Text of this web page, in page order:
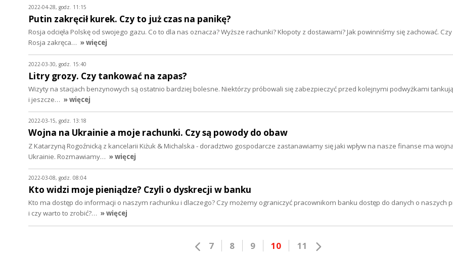
2022-04-28, godz. 11:15
Putin zakręcił kurek. Czy to już czas na panikę?
Rosja odcięła Polskę od swojego gazu. Co to dla nas oznacza? Wyższe rachunki? Kłopoty z dostawami? Jak powinniśmy się zachować.
Rosja zakręca… » więcej
2022-03-30, godz. 15:40
Litry grozy. Czy tankować na zapas?
Wizyty na stacjach benzynowych są ostatnio bardziej bolesne. Niektórzy próbowali się zabezpieczyć przed kolejnymi podwyżkami
i jeszcze… » więcej
2022-03-15, godz. 13:18
Wojna na Ukrainie a moje rachunki. Czy są powody do obaw
Z Katarzyną Rogoźnicką z kancelarii Kiżuk & Michalska - doradztwo gospodarcze zastanawiamy się jaki wpływ na nasze finanse ma
Ukrainie. Rozmawiamy… » więcej
2022-03-08, godz. 08:04
Kto widzi moje pieniądze? Czyli o dyskrecji w banku
Kto ma dostęp do informacji o naszym rachunku i dlaczego? Czy możemy ograniczyć pracownikom banku dostęp do danych o naszych
i czy warto to zrobić?… » więcej
7 8 9 10 11